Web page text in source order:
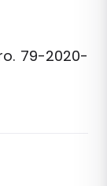
79-2020-